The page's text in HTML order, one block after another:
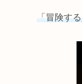
「冒険す